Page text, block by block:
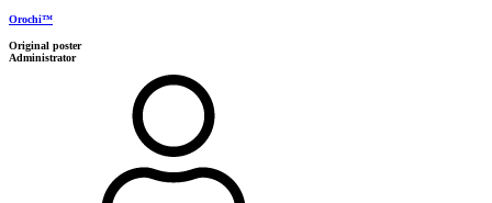
Orochi™
Original poster
Administrator